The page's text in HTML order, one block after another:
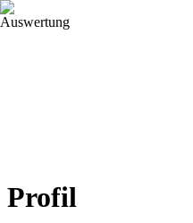
Profil